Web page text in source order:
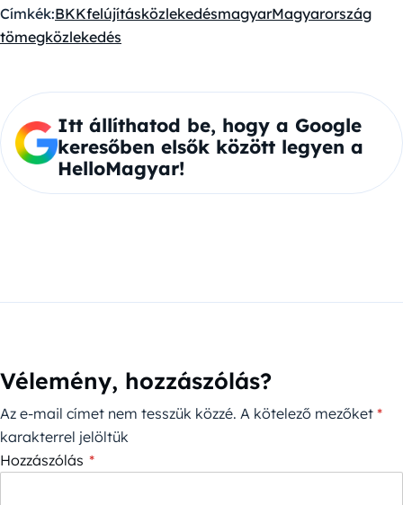
Címkék:BKKfelújításközlekedésmagyarMagyarország
tömegközlekedés
Itt állíthatod be, hogy a Google
keresőben elsők között legyen a
HelloMagyar!
Vélemény, hozzászólás?
Az e-mail címet nem tesszük közzé. A kötelező mezőket *
karakterrel jelöltük
Hozzászólás *